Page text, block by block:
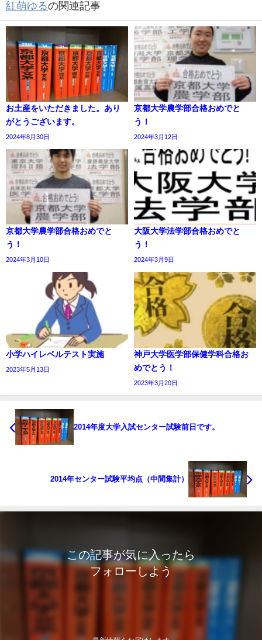
紅萌ゆるの関連記事
お土産をいただきました。あり
がとうございます。
2024年8月30日
京都大学農学部合格おめでと
う！
2024年3月12日
京都大学農学部合格おめでと
う！
2024年3月10日
大阪大学法学部合格おめでと
う！
2024年3月9日
小学ハイレベルテスト実施
2023年5月13日
神戸大学医学部保健学科合格お
めでとう！
2023年3月20日
2014年度大学入試センター試験前日です。
2014年センター試験平均点（中間集計）
この記事が気に入ったら
フォローしよう